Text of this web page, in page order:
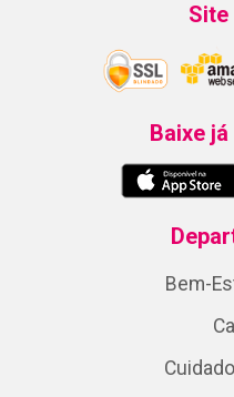
Site
Baixe
Bem-